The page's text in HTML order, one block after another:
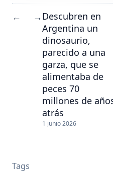
← →Descubren en
Argentina un
dinosaurio,
parecido a una
garza, que se
alimentaba de
peces 70
millones de
atrás
1 junio 2026
Tags